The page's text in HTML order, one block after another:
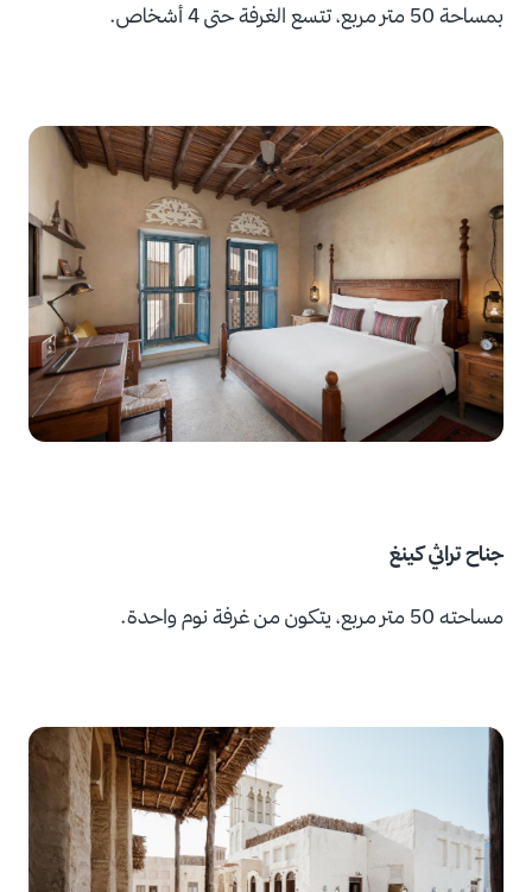
بمساحة 50 متر مربع، تتسع الغرفة حتى 4 أشخاص.
جناح تراثي كينغ
مساحته 50 متر مربع، يتكون من غرفة نوم واحدة.